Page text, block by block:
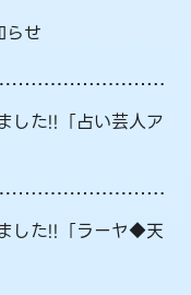
らせ
した!!「占い芸人ア
した!!「ラーヤ◆天